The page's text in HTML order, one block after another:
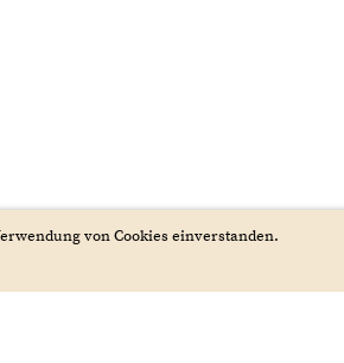
von Cookies einverstanden.